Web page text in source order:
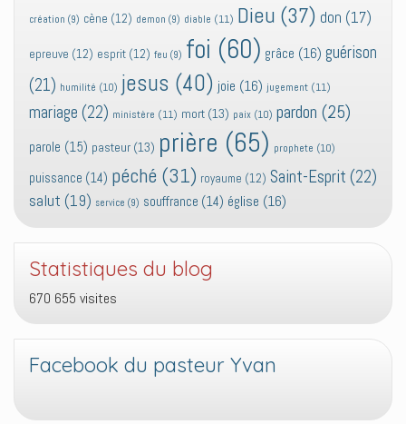
création (9) cène (12) demon (9) diable (11) Dieu (37) don (17)
epreuve (12) esprit (12) feu (9) foi (60) grâce (16) guérison
(21) humilité (10) jesus (40) joie (16) jugement (11)
mariage (22) ministère (11) mort (13) paix (10) pardon (25)
parole (15) pasteur (13) prière (65) prophete (10)
puissance (14) péché (31) royaume (12) Saint-Esprit (22)
salut (19) service (9) souffrance (14) église (16)
Statistiques du blog
670 655 visites
Facebook du pasteur Yvan